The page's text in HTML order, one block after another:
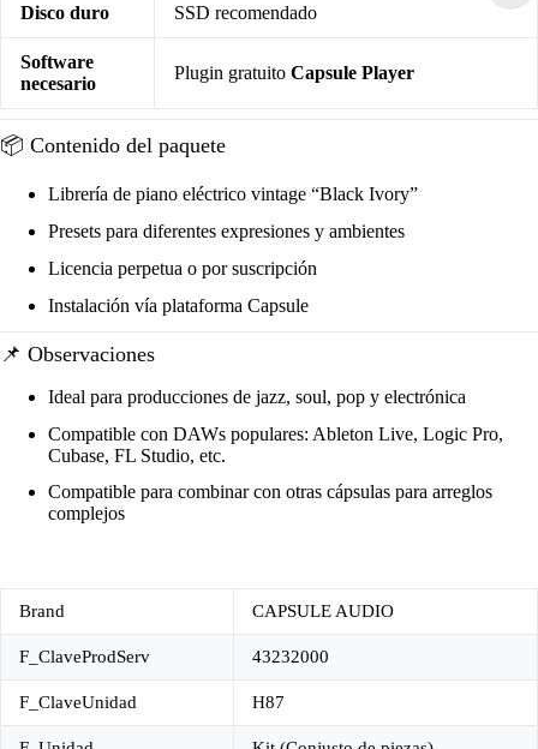
Disco duro SSD recomendado
Software
necesario
Plugin gratuito Capsule Player
📦 Contenido del paquete
Librería de piano eléctrico vintage “Black Ivory”
Presets para diferentes expresiones y ambientes
Licencia perpetua o por suscripción
Instalación vía plataforma Capsule
📌 Observaciones
Ideal para producciones de jazz, soul, pop y electrónica
Compatible con DAWs populares: Ableton Live, Logic Pro,
Cubase, FL Studio, etc.
Compatible para combinar con otras cápsulas para arreglos
complejos
Brand CAPSULE AUDIO
F_ClaveProdServ 43232000
F_ClaveUnidad H87